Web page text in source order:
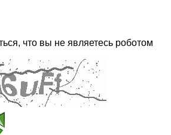
что вы не являетесь роботом